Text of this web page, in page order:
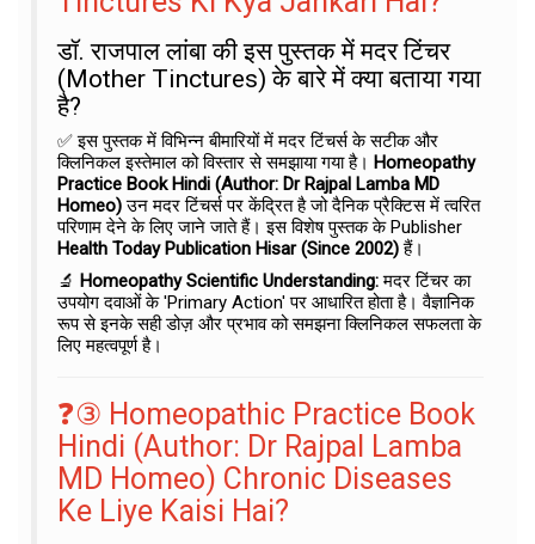
डॉ. राजपाल लांबा की इस पुस्तक में मदर टिंचर
(Mother Tinctures) के बारे में क्या बताया गया
है?
✅ इस पुस्तक में विभिन्न बीमारियों में मदर टिंचर्स के सटीक और
क्लिनिकल इस्तेमाल को विस्तार से समझाया गया है। Homeopathy
Practice Book Hindi (Author: Dr Rajpal Lamba MD
Homeo)उन मदर टिंचर्स पर केंद्रित है जो दैनिक प्रैक्टिस में त्वरित
परिणाम देने के लिए जाने जाते हैं। इस विशेष पुस्तक के Publisher
Health Today Publication Hisar (Since 2002)हैं।
🔬 Homeopathy Scientific Understanding:मदर टिंचर का
उपयोग दवाओं के 'Primary Action' पर आधारित होता है। वैज्ञानिक
रूप से इनके सही डोज़ और प्रभाव को समझना क्लिनिकल सफलता के
लिए महत्वपूर्ण है।
❓③ Homeopathic Practice Book
Hindi (Author: Dr Rajpal Lamba
MD Homeo) Chronic Diseases
Ke Liye Kaisi Hai?